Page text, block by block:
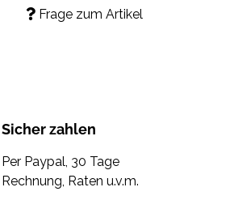
Frage zum Artikel
Sicher zahlen
Per Paypal, 30 Tage
Rechnung, Raten u.v.m.